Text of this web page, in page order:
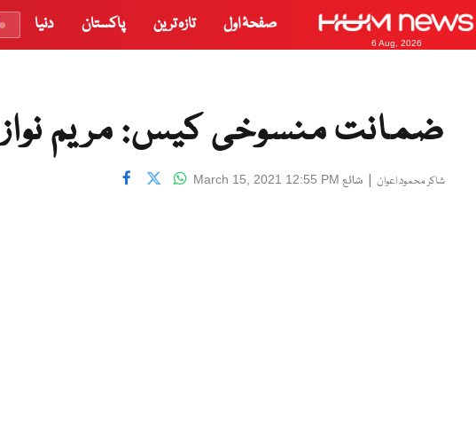
6 Aug, 2026
صفحۂ اول تازہ ترین پاکستان دنیا
ضمانت منسوخی کیس: مریم
شاکر محمود اعوان | شائع March 15, 2021 12:55 PM